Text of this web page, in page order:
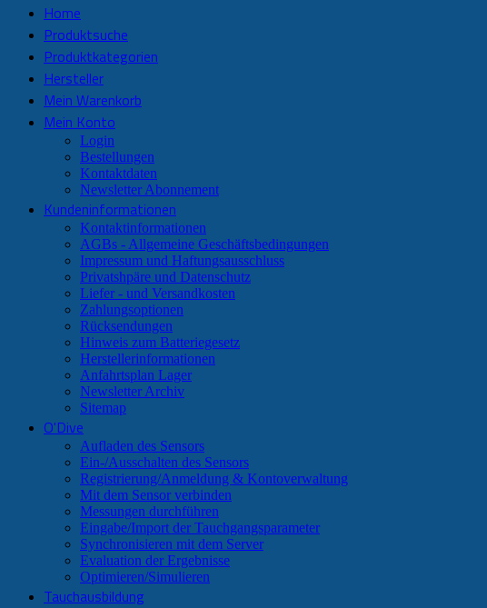
Home
Produktsuche
Produktkategorien
Hersteller
Mein Warenkorb
Mein Konto
Login
Bestellungen
Kontaktdaten
Newsletter Abonnement
Kundeninformationen
Kontaktinformationen
AGBs - Allgemeine Geschäftsbedingungen
Impressum und Haftungsausschluss
Privatshpäre und Datenschutz
Liefer - und Versandkosten
Zahlungsoptionen
Rücksendungen
Hinweis zum Batteriegesetz
Herstellerinformationen
Anfahrtsplan Lager
Newsletter Archiv
Sitemap
O'Dive
Aufladen des Sensors
Ein-/Ausschalten des Sensors
Registrierung/Anmeldung & Kontoverwaltung
Mit dem Sensor verbinden
Messungen durchführen
Eingabe/Import der Tauchgangsparameter
Synchronisieren mit dem Server
Evaluation der Ergebnisse
Optimieren/Simulieren
Tauchausbildung